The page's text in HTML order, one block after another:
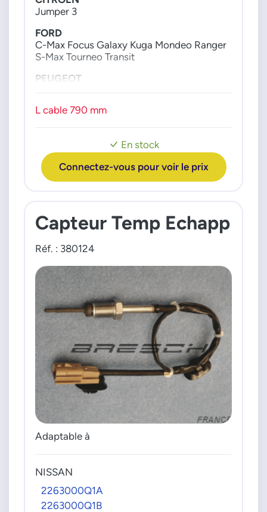
2267336
6G9112B591CA
6G9112B591DA
6S7112B591C
9V4112B591AA
AV6112B591AA
BK3A12B591CB
BK3A12B591CC
F1F112B591CB
H1B112B591BB
JX7112B591BA
HELLA
6PT010376581
6PT358226531
6PT358226661
NTK-NGK
91073
96144
FD103JCWE
FD120JCWE
PSA GROUPE
1606611580
30777344
En stock
Connectez-vous pour voir le prix
Jumper 3
FORD
C-Max Focus Galaxy Kuga Mondeo Ranger
S-Max Tourneo Transit
PEUGEOT
VOLVO
L cable 790 mm
Capteur Temp Echapp
Réf. : 380124
Adaptable à
NISSAN
2263000Q1A
2263000Q1B